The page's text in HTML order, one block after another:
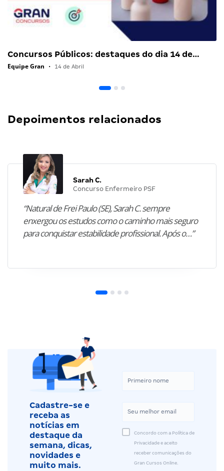
Concursos Públicos: destaques do dia 14 de…
Equipe Gran • 14 de Abril
Depoimentos relacionados
Sarah C.
Concurso Enfermeiro PSF
“Natural de Frei Paulo (SE), Sarah C. sempre
enxergou os estudos como o caminho mais seguro
para conquistar estabilidade profissional. Após o…”
Cadastre-se e
receba as
notícias em
destaque da
semana, dicas,
novidades e
muito mais.
Concordo com a Política de
Privacidade e aceito
receber comunicações do
Gran Cursos Online.